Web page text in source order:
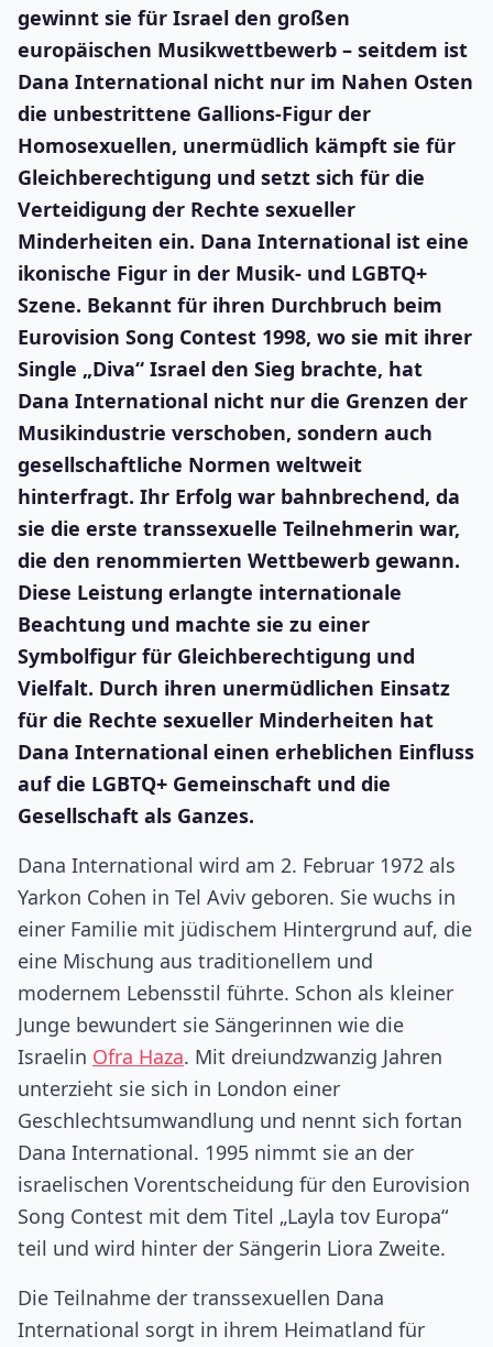
gewinnt sie für Israel den großen
europäischen Musikwettbewerb – seitdem ist
Dana International nicht nur im Nahen Osten
die unbestrittene Gallions-Figur der
Homosexuellen, unermüdlich kämpft sie für
Gleichberechtigung und setzt sich für die
Verteidigung der Rechte sexueller
Minderheiten ein. Dana International ist eine
ikonische Figur in der Musik- und LGBTQ+
Szene. Bekannt für ihren Durchbruch beim
Eurovision Song Contest 1998, wo sie mit ihrer
Single „Diva“ Israel den Sieg brachte, hat
Dana International nicht nur die Grenzen der
Musikindustrie verschoben, sondern auch
gesellschaftliche Normen weltweit
hinterfragt. Ihr Erfolg war bahnbrechend, da
sie die erste transsexuelle Teilnehmerin war,
die den renommierten Wettbewerb gewann.
Diese Leistung erlangte internationale
Beachtung und machte sie zu einer
Symbolfigur für Gleichberechtigung und
Vielfalt. Durch ihren unermüdlichen Einsatz
für die Rechte sexueller Minderheiten hat
Dana International einen erheblichen Einfluss
auf die LGBTQ+ Gemeinschaft und die
Gesellschaft als Ganzes.
Dana International wird am 2. Februar 1972 als
Yarkon Cohen in Tel Aviv geboren. Sie wuchs in
einer Familie mit jüdischem Hintergrund auf, die
eine Mischung aus traditionellem und
modernem Lebensstil führte. Schon als kleiner
Junge bewundert sie Sängerinnen wie die
Israelin Ofra Haza. Mit dreiundzwanzig Jahren
unterzieht sie sich in London einer
Geschlechtsumwandlung und nennt sich fortan
Dana International. 1995 nimmt sie an der
israelischen Vorentscheidung für den Eurovision
Song Contest mit dem Titel „Layla tov Europa“
teil und wird hinter der Sängerin Liora Zweite.
Die Teilnahme der transsexuellen Dana
International sorgt in ihrem Heimatland für